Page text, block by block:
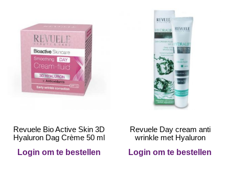
Revuele Bio Active Skin 3D
Hyaluron Dag Crème 50 ml
Login om te bestellen
Revuele Day cream anti
wrinkle met Hyaluron
Login om te bestellen